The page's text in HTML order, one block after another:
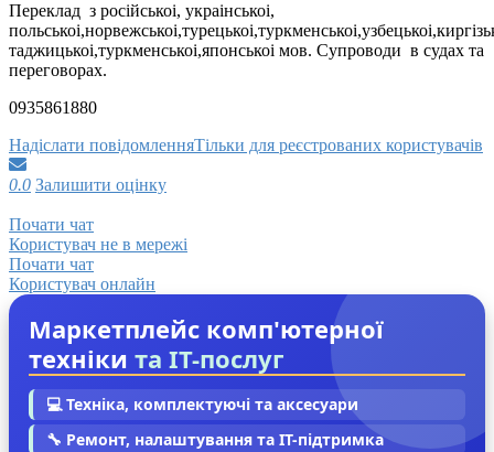
Переклад з російськоі, украінськоі,
таджицькоі,туркменськоі,японськоі мов. Супроводи в судах та
переговорах.
0935861880
Надіслати повідомленняТільки для реєстрованих користувачів
0.0 Залишити оцінку
Почати чат
Користувач не в мережі
Почати чат
Користувач онлайн
Маркетплейс комп'ютерної
техніки та IT-послуг
💻 Техніка, комплектуючі та аксесуари
🔧 Ремонт, налаштування та IT-підтримка